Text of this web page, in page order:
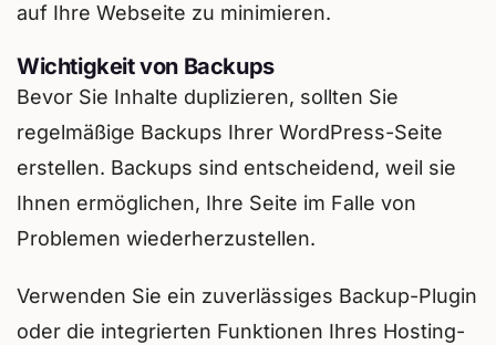
auf Ihre Webseite zu minimieren.
Wichtigkeit von Backups
Bevor Sie Inhalte duplizieren, sollten Sie
regelmäßige Backups Ihrer WordPress-Seite
erstellen. Backups sind entscheidend, weil sie
Ihnen ermöglichen, Ihre Seite im Falle von
Problemen wiederherzustellen.
Verwenden Sie ein zuverlässiges Backup-Plugin
oder die integrierten Funktionen Ihres Hosting-